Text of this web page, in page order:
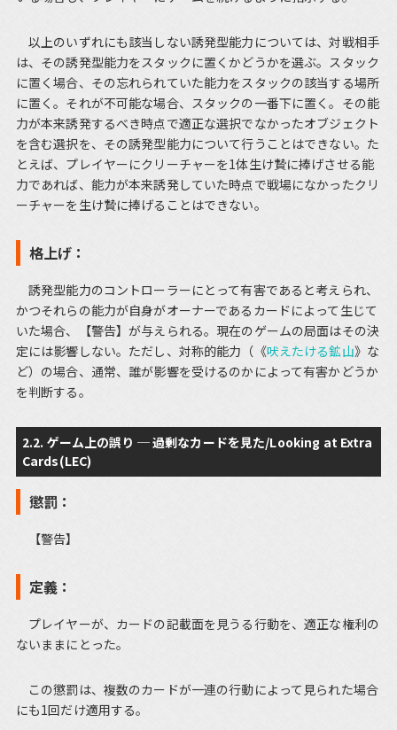
以上のいずれにも該当しない誘発型能力については、対戦相手
は、その誘発型能力をスタックに置くかどうかを選ぶ。スタック
に置く場合、その忘れられていた能力をスタックの該当する場所
に置く。それが不可能な場合、スタックの一番下に置く。その能
力が本来誘発するべき時点で適正な選択でなかったオブジェクト
を含む選択を、その誘発型能力について行うことはできない。た
とえば、プレイヤーにクリーチャーを1体生け贄に捧げさせる能
力であれば、能力が本来誘発していた時点で戦場になかったクリ
ーチャーを生け贄に捧げることはできない。
格上げ：
誘発型能力のコントローラーにとって有害であると考えられ、
かつそれらの能力が自身がオーナーであるカードによって生じて
いた場合、【警告】が与えられる。現在のゲームの局面はその決
定には影響しない。ただし、対称的能力（《吠えたける鉱山》な
ど）の場合、通常、誰が影響を受けるのかによって有害かどうか
を判断する。
2.2. ゲーム上の誤り ─ 過剰なカードを見た/Looking at Extra
Cards(LEC)
懲罰：
【警告】
定義：
プレイヤーが、カードの記載面を見うる行動を、適正な権利の
ないままにとった。
この懲罰は、複数のカードが一連の行動によって見られた場合
にも1回だけ適用する。